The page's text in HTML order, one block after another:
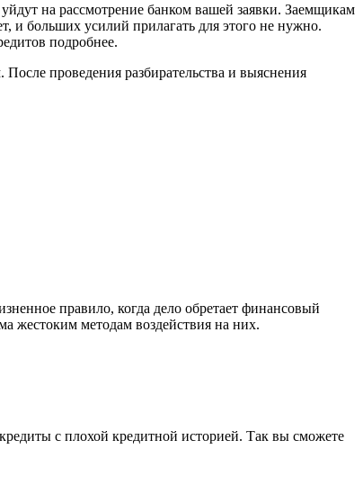
на рассмотрение банком вашей заявки. Заемщикам
и больших усилий прилагать для этого не нужно.
подробнее.
проведения разбирательства и выяснения
правило, когда дело обретает финансовый
жестоким методам воздействия на них.
с плохой кредитной историей. Так вы сможете